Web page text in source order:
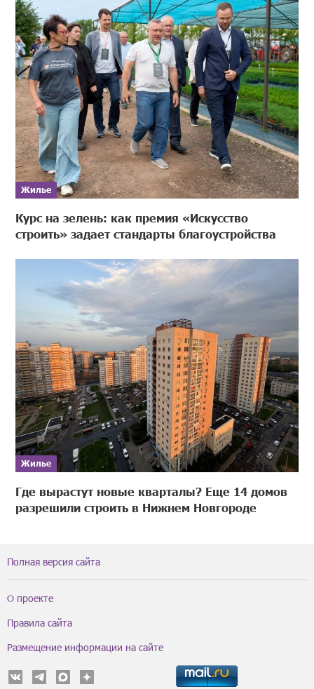
Жилье
Курс на зелень: как премия «Искусство
строить» задает стандарты благоустройства
Жилье
Где вырастут новые кварталы? Еще 14 домов
разрешили строить в Нижнем Новгороде
Полная версия сайта
О проекте
Правила сайта
Размещение информации на сайте